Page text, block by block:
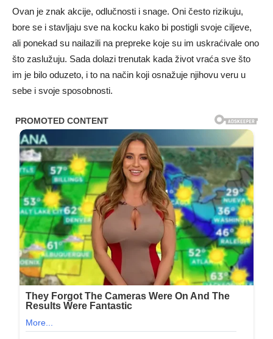
Ovan je znak akcije, odlučnosti i snage. Oni često rizikuju,
bore se i stavljaju sve na kocku kako bi postigli svoje ciljeve,
ali ponekad su nailazili na prepreke koje su im uskraćivale ono
što zaslužuju. Sada dolazi trenutak kada život vraća sve što
im je bilo oduzeto, i to na način koji osnažuje njihovu veru u
sebe i svoje sposobnosti.